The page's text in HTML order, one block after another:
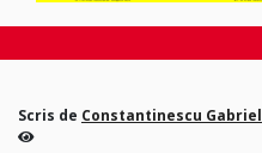
Scris de Constantinescu Gabriel